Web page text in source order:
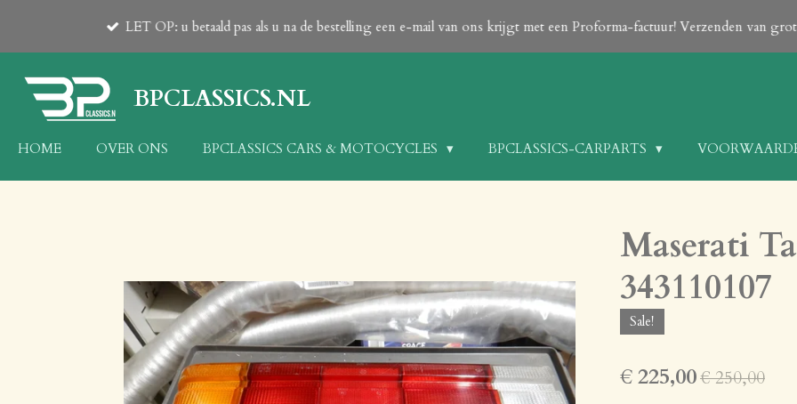
naar
hoofdinhoud
LET OP: u betaald pas als u na de bestelling een e-mail van ons krijgt met een Proforma-factuur! Verzenden van
BPCLASSICS.NL
HOME OVER ONS BPCLASSICS CARS & MOTOCYCLES BPCLASSICS-CARPARTS
Maserati
343110107
Sale!
€ 225,00€ 250,00